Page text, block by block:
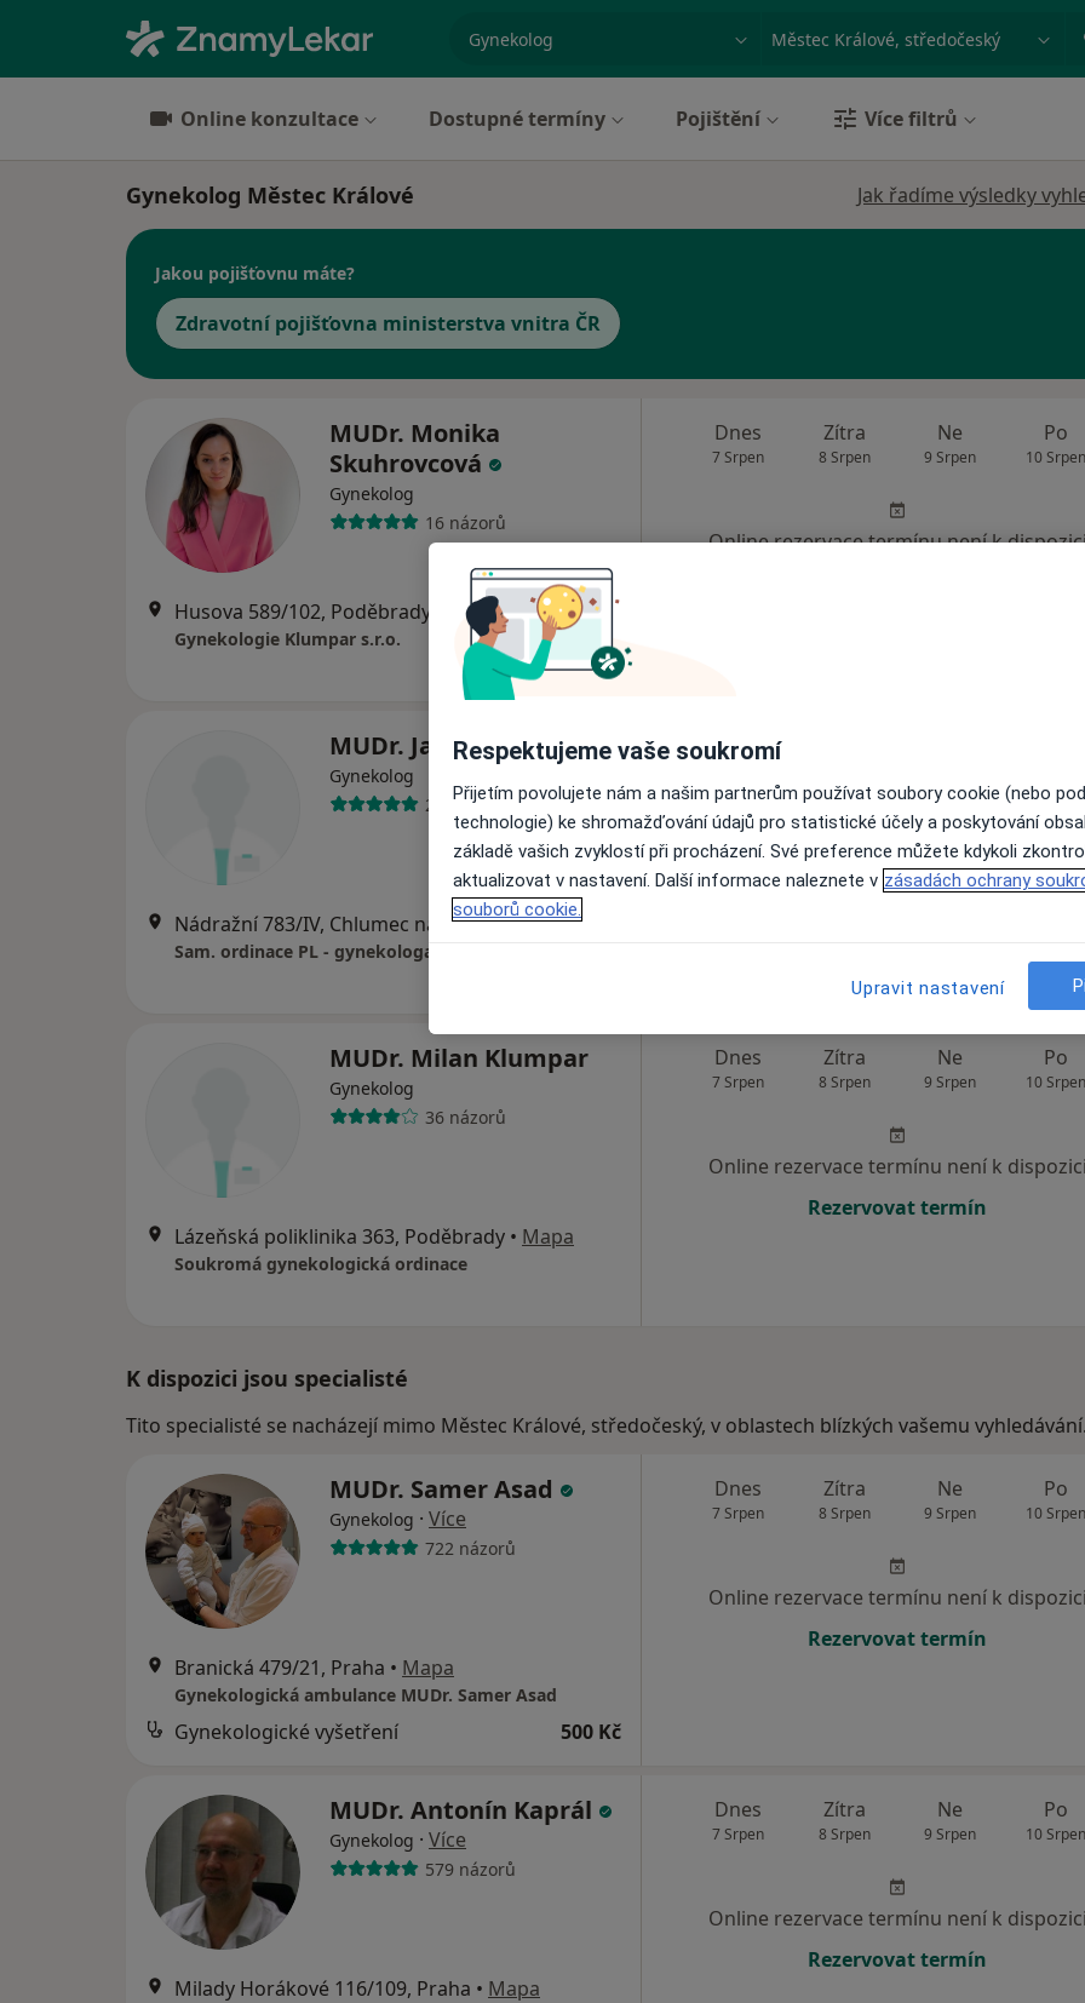
Město nebo region
Online konzultace Dostupné termíny Pojištění Více filtrů
Gynekolog Městec Králové Jak řadíme výsledky
Jakou pojišťovnu máte?
Zdravotní pojišťovna ministerstva vnitra ČR
MUDr. Monika
Skuhrovcová
Gynekolog
16 názorů
Husova 589/102, Poděbrady Mapa
Gynekologie Klumpar s.r.o.
Dnes
7 Srpen
Zítra
8 Srpen
Ne
9 Srpen
Po
10 Srpen
Online rezervace termínu není k
MUDr. Jaroslav Krenčík
Gynekolog
20 názorů
Nádražní 783/IV, Chlumec nad Cidlinou•Mapa
Sam. ordinace PL - gynekologa
Dnes
Online rezervace termínu není k
Rezervovat termín
MUDr. Milan Klumpar
Gynekolog
36 názorů
Lázeňská poliklinika 363, Poděbrady • Mapa
Soukromá gynekologická ordinace
Dnes
7 Srpen
Zítra
8 Srpen
Ne
9 Srpen
Po
10 Srpen
Online rezervace termínu není k dispozici
Rezervovat termín
K dispozici jsou specialisté
Tito specialisté se nacházejí mimo Městec Králové, středočeský, v oblastech blízkých vašemu vyhledávání.
MUDr. Samer Asad
Gynekolog · Více
722 názorů
Branická 479/21, Praha • Mapa
Gynekologická ambulance MUDr. Samer Asad
Gynekologické vyšetření 500 Kč
Dnes
7 Srpen
Zítra
8 Srpen
Ne
9 Srpen
Po
10 Srpen
Online rezervace termínu není k dispozici
Rezervovat termín
MUDr. Antonín Kaprál
Gynekolog · Více
579 názorů
Milady Horákové 116/109, Praha • Mapa
Dnes
7 Srpen
Zítra
8 Srpen
Ne
9 Srpen
Po
10 Srpen
Online rezervace termínu není k dispozici
Rezervovat termín
Respektujeme vaše soukromí
Přijetím povolujete nám a našim partnerům používat soubory cookie (nebo
technologie) ke shromažďování údajů pro statistické účely a poskytování
základě vašich zvyklostí při procházení. Své preference můžete kdykoli
aktualizovat v nastavení. Další informace naleznete v zásadách ochrany
souborů cookie.
Upravit nastavení